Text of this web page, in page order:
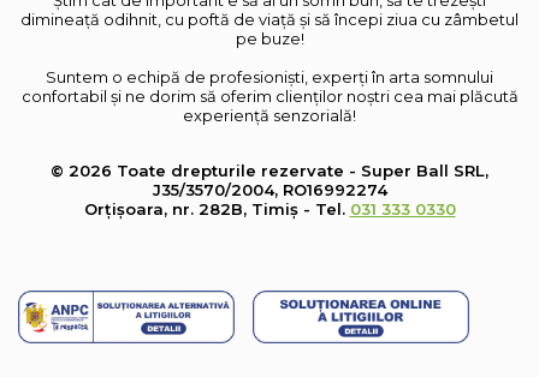
dimineață odihnit, cu poftă de viață și să începi ziua cu zâmbetul
pe buze!
Suntem o echipă de profesioniști, experți în arta somnului
confortabil și ne dorim să oferim clienților noștri cea mai plăcută
experiență senzorială!
© 2026 Toate drepturile rezervate - Super Ball SRL,
J35/3570/2004, RO16992274
Orțișoara, nr. 282B, Timiș - Tel. 031 333 0330